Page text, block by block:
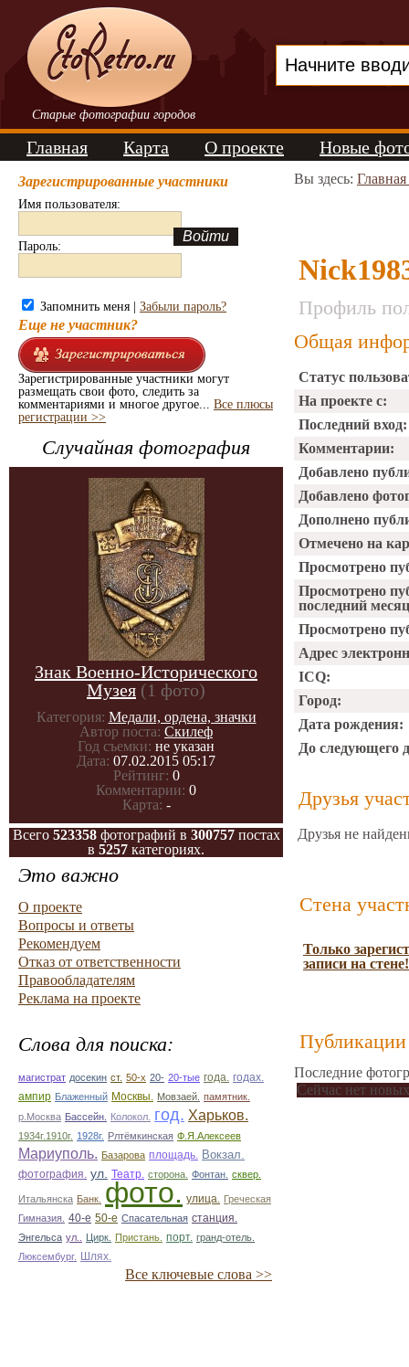
Старые фотографии городов
Главная Карта О проекте Новые
Зарегистрированные участники
Имя пользователя:
Пароль:
Запомнить меня | Забыли пароль?
Еще не участник?
Зарегистрированные участники могут
размещать свои фото, следить за
комментариями и многое другое... Все плюсы
регистрации >>
Случайная фотография
Знак Военно-Исторического
Музея (1 фото)
Категория: Медали, ордена, значки
Автор поста: Скилеф
Год съемки: не указан
Дата: 07.02.2015 05:17
Рейтинг: 0
Комментарии: 0
Карта: -
Всего 523358фотографий в 300757постах
в 5257 категориях.
Это важно
О проекте
Вопросы и ответы
Рекомендуем
Отказ от ответственности
Правообладателям
Реклама на проекте
Слова для поиска:
магистрат досекин ст. 50-х 20- 20-тые года. годах.
ампир Блаженный Москвы. Мовзаей. памятник.
р.Москва Бассейн. Колокол. год. Харьков.
1934г.1910г. 1928г. Рлтёмкинская Ф.Я.Алексеев
Мариуполь. Базарова площадь. Вокзал.
фотография. ул. Театр. сторона. Фонтан. сквер.
Итальянска Банк. фото. улица. Греческая
Гимназия. 40-е 50-е Спасательная станция.
Энгельса ул.. Цирк. Пристань. порт. гранд-отель.
Люксембург.
Шлях.
Все ключевые слова >>
Вы здесь:
Профиль
Общая
Статус
На проекте с:
Последний вход:
Комментарии:
Добавлено
Добавлено
Дополнено
Отмечено на
Просмотрено
Просмотрено
последний
Просмотрено
Адрес
ICQ:
Город:
Дата рождения:
До следующего
Друзья
Друзья не
Стена
Только
записи на стене!
Публикации
Последние
Сейчас нет